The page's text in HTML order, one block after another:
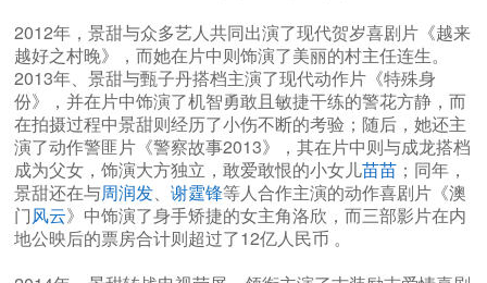
2012年，景甜与众多艺人共同出演了现代贺岁喜剧片《越来
越好之村晚》，而她在片中则饰演了美丽的村主任连生。
2013年、景甜与甄子丹搭档主演了现代动作片《特殊身
份》，并在片中饰演了机智勇敢且敏捷干练的警花方静，而
在拍摄过程中景甜则经历了小伤不断的考验；随后，她还主
演了动作警匪片《警察故事2013》，其在片中则与成龙搭档
成为父女，饰演大方独立，敢爱敢恨的小女儿苗苗；同年，
景甜还在与周润发、 谢霆锋等人合作主演的动作喜剧片《澳
门风云》中饰演了身手矫捷的女主角洛欣，而三部影片在内
地公映后的票房合计则超过了12亿人民币 。